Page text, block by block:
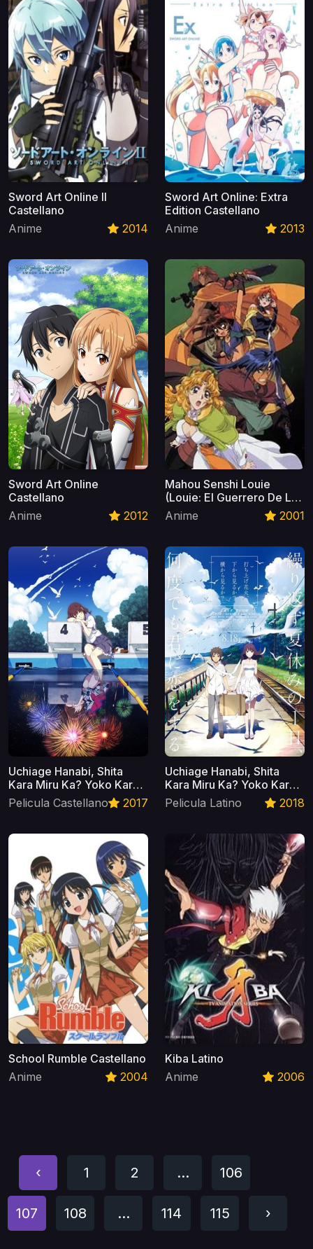
Sword Art Online II
Castellano
Anime
2014
Sword Art Online: Extra
Edition Castellano
Anime
2013
Sword Art Online
Castellano
Anime
2012
Mahou Senshi Louie
(Louie: El Guerrero De Las
Runas) Castellano
Anime 2001
Uchiage Hanabi, Shita
Kara Miru Ka? Yoko Kara
Miru Ka? Castellano
Pelicula Castellano 2017
Uchiage Hanabi, Shita
Kara Miru Ka? Yoko Kara
Miru Ka? Latino
Pelicula Latino 2018
School Rumble Castellano
Anime
2004
Kiba Latino
Anime
2006
‹ 1 2 ... 106
107 108 ... 114 115 ›